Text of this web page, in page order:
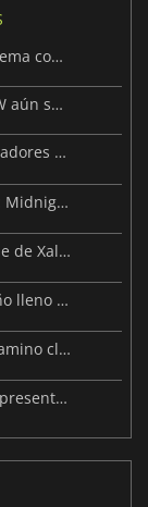
World of Warcraft 12.1 pone fin a un problema con los alters
La carrera al top mundial prueba que WoW aún sorprende
WoW Midnight ya está en marcha y los jugadores suben de nivel rápido
MSI presenta RTX 5070 temáticas de WoW: Midnight
El mayor descubrimiento de Midnight viene de Xal'atath
World of Warcraft Midnight promete un año lleno de contenido
El parche 11.2.7 trae nueva historia y un camino claro hacia Midnight
La expansion World of Warcraft: Midnight presentada en la Gamescom